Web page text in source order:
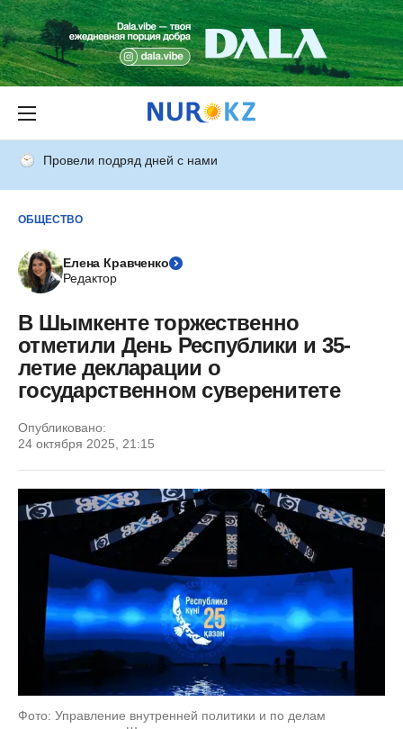
Провели подряд дней с нами
ОБЩЕСТВО
Елена Кравченко
Редактор
В Шымкенте торжественно
отметили День Республики и 35-
летие декларации о
государственном суверенитете
Опубликовано:
24 октября 2025, 21:15
Фото: Управление внутренней политики и по делам